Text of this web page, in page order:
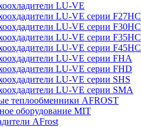
LU-VE
LU-VE серии F27HC
LU-VE серии F30HC
LU-VE серии F35HC
LU-VE серии F45HC
LU-VE серии FHA
LU-VE серии FHD
LU-VE серии SHS
LU-VE серии SMA
теплообменники AFROST
оборудование MIT
AFrost